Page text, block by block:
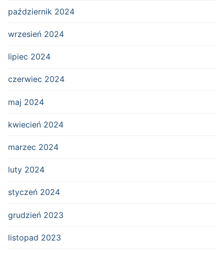
październik 2024
wrzesień 2024
lipiec 2024
czerwiec 2024
maj 2024
kwiecień 2024
marzec 2024
luty 2024
styczeń 2024
grudzień 2023
listopad 2023